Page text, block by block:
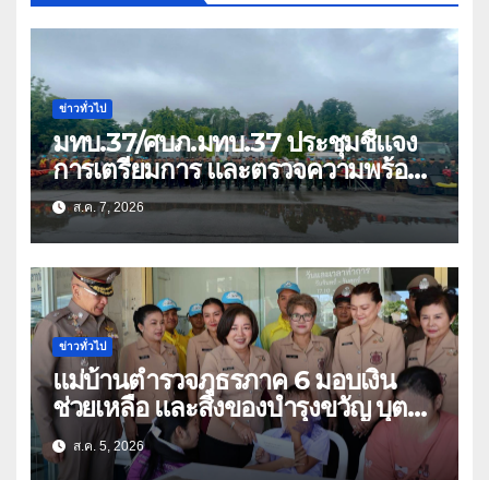
ข่าวทั่วไป
มทบ.37/ศบภ.มทบ.37 ประชุมชี้แจง
การเตรียมการ และตรวจความพร้อม
ด้านการบรรเทาสาธารณภัย
ส.ค. 7, 2026
ข่าวทั่วไป
แม่บ้านตำรวจภูธรภาค 6 มอบเงิน
ช่วยเหลือ และสิ่งของบำรุงขวัญ บุตร-
ธิดา ข้าราชการตำรวจจังหวัด
อุทัยธานี
ส.ค. 5, 2026